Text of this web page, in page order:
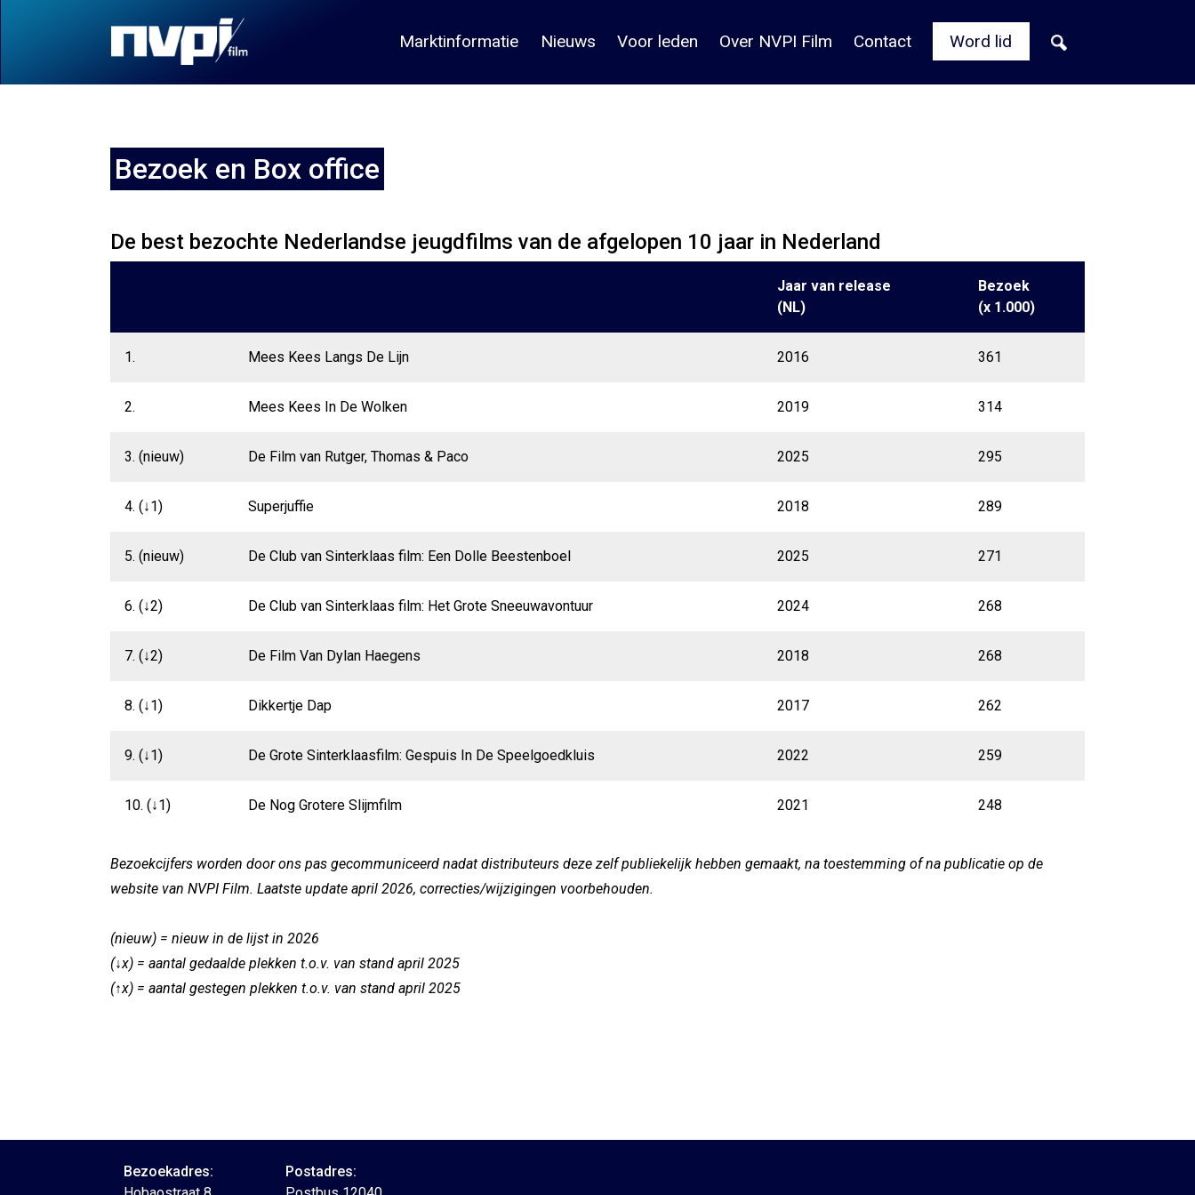
Marktinformatie Nieuws Voor leden Over NVPI Film Contact Word lid
Bezoek en Box office
De best bezochte Nederlandse jeugdfilms van de afgelopen 10 jaar in Nederland
Jaar van release
(NL)
Bezoek
(x 1.000)
1. Mees Kees Langs De Lijn 2016 361
2. Mees Kees In De Wolken 2019 314
3. (nieuw) De Film van Rutger, Thomas & Paco 2025 295
4. (↓1) Superjuffie 2018 289
5. (nieuw) De Club van Sinterklaas film: Een Dolle Beestenboel 2025 271
6. (↓2) De Club van Sinterklaas film: Het Grote Sneeuwavontuur 2024 268
7. (↓2) De Film Van Dylan Haegens 2018 268
8. (↓1) Dikkertje Dap 2017 262
9. (↓1) De Grote Sinterklaasfilm: Gespuis In De Speelgoedkluis 2022 259
10. (↓1) De Nog Grotere Slijmfilm 2021 248
Bezoekcijfers worden door ons pas gecommuniceerd nadat distributeurs deze zelf publiekelijk hebben gemaakt, na toestemming of na publicatie op de
website van NVPI Film. Laatste update april 2026, correcties/wijzigingen voorbehouden.
(nieuw) = nieuw in de lijst in 2026
(↓x) = aantal gedaalde plekken t.o.v. van stand april 2025
(↑x) = aantal gestegen plekken t.o.v. van stand april 2025
Bezoekadres:
Postadres: